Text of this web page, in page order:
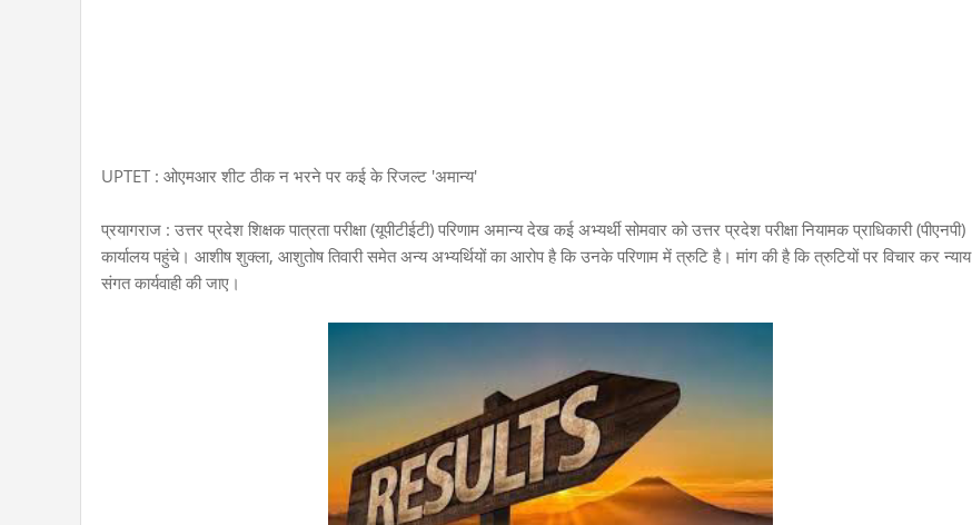
UPTET : ओएमआर शीट ठीक न भरने पर कई के रिजल्ट 'अमान्य'
प्रयागराज : उत्तर प्रदेश शिक्षक पात्रता परीक्षा (यूपीटीईटी) परिणाम अमान्य देख कई अभ्यर्थी सोमवार को उत्तर प्रदेश परीक्षा नियामक प्राधिकारी (पीएनपी)
कार्यालय पहुंचे। आशीष शुक्ला, आशुतोष तिवारी समेत अन्य अभ्यर्थियों का आरोप है कि उनके परिणाम में त्रुटि है। मांग की है कि त्रुटियों पर विचार कर न्याय
संगत कार्यवाही की जाए।